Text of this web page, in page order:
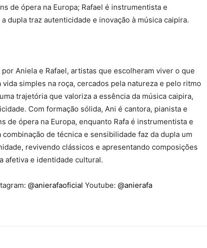
de ópera na Europa; Rafael é instrumentista e
dupla traz autenticidade e inovação à música caipira.
Aniela e Rafael, artistas que escolheram viver o que
simples na roça, cercados pela natureza e pelo ritmo
trajetória que valoriza a essência da música caipira,
Com formação sólida, Ani é cantora, pianista e
de ópera na Europa, enquanto Rafa é instrumentista e
de técnica e sensibilidade faz da dupla um
revivendo clássicos e apresentando composições
afetiva e identidade cultural.
@anierafaoficial Youtube: @anierafa